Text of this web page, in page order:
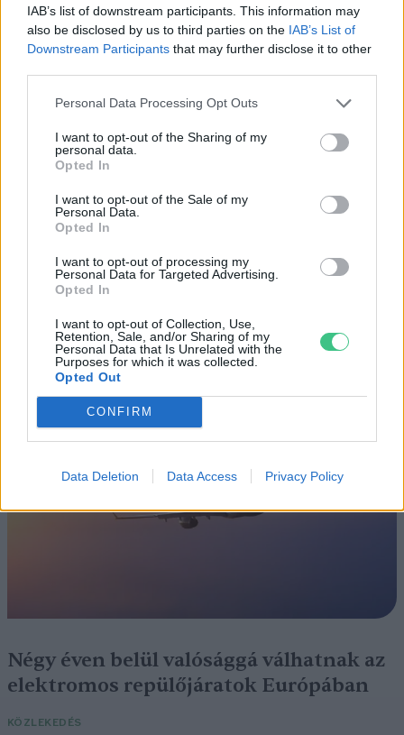
IAB’s list of downstream participants. This information may
also be disclosed by us to third parties on the IAB’s List of
Downstream Participants that may further disclose it to other
Personal Data Processing Opt Outs
I want to opt-out of the Sharing of my
personal data.
Opted In
I want to opt-out of the Sale of my
Personal Data.
Opted In
I want to opt-out of processing my
Personal Data for Targeted Advertising.
Opted In
I want to opt-out of Collection, Use,
Retention, Sale, and/or Sharing of my
Personal Data that Is Unrelated with the
Purposes for which it was collected.
Opted Out
CONFIRM
Data Deletion Data Access Privacy Policy
is. A jó idő beköszöntével érdemes minél többet felkeresni.
Születésnapi programokkal várja a
hétvégén a közönséget a 160 éves
ÉLŐ BOLYGÓNK
Szedd magad őszibarack: itt vannak
a legjobb lelőhelyek!
Négy éven belül valósággá válhatnak az
elektromos repülőjáratok Európában
KÖZLEKEDÉS